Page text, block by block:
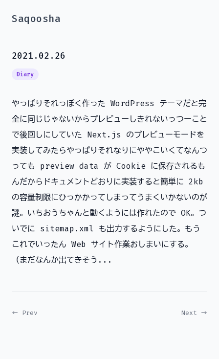
Saqoosha
2021.02.26
Diary
やっぱりそれっぽく作った WordPress テーマだと完
全に同じじゃないからプレビューしきれないっつーこと
で後回しにしていた Next.js のプレビューモードを
実装してみたらやっぱりそれなりにややこいくてなんつ
っても preview data が Cookie に保存されるも
んだからドキュメントどおりに実装すると簡単に 2kb
の容量制限にひっかかってしまってうまくいかないのが
謎。いちおうちゃんと動くようには作れたので OK。つ
いでに sitemap.xml も出力するようにした。もう
これでいったん Web サイト作業おしまいにする。
（まだなんか出てきそう...
← Prev Next →